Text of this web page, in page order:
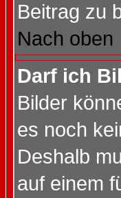
Beitrag zu
Nach oben
Darf ich
Bilder
es noch
Deshalb
auf einem